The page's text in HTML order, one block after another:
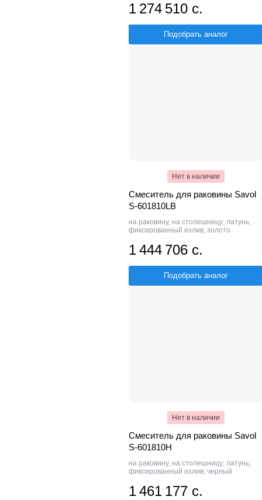
1 274 510 с.
Подобрать аналог
Нет в наличии
Смеситель для раковины Savol
S-601810LB
на раковину, на столешницу; латунь;
фиксированный излив; золото
1 444 706 с.
Подобрать аналог
Нет в наличии
Смеситель для раковины Savol
S-601810H
на раковину, на столешницу; латунь;
фиксированный излив; черный
1 461 177 с.